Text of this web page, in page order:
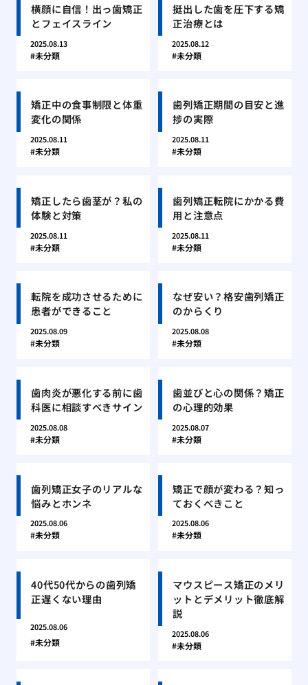
横顔に自信！出っ歯矯正
とフェイスライン
2025.08.13
未分類
挺出した歯を圧下する矯
正治療とは
2025.08.12
未分類
矯正中の食事制限と体重
変化の関係
2025.08.11
未分類
歯列矯正期間の目安と進
捗の実際
2025.08.11
未分類
矯正したら歯茎が？私の
体験と対策
2025.08.11
未分類
歯列矯正転院にかかる費
用と注意点
2025.08.11
未分類
転院を成功させるために
患者ができること
2025.08.09
未分類
なぜ安い？格安歯列矯正
のからくり
2025.08.08
未分類
歯肉炎が悪化する前に歯
科医に相談すべきサイン
2025.08.08
未分類
歯並びと心の関係？矯正
の心理的効果
2025.08.07
未分類
歯列矯正女子のリアルな
悩みとホンネ
2025.08.06
未分類
矯正で顔が変わる？知っ
ておくべきこと
2025.08.06
未分類
40代50代からの歯列矯
正遅くない理由
2025.08.06
未分類
マウスピース矯正のメリ
ットとデメリット徹底解
説
2025.08.06
未分類